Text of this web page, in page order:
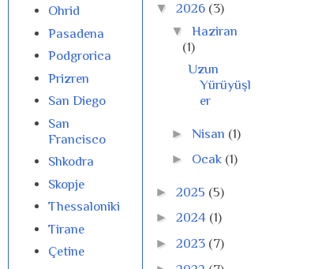
Ohrid
Pasadena
Podgrorica
Prizren
San Diego
San
Francisco
Shkodra
Skopje
Thessaloniki
Tirane
Çetine
▼ 2026 (3)
▼Haziran
(1)
Uzun
Yürüyüşl
er
►Nisan (1)
► Ocak (1)
► 2025 (5)
► 2024 (1)
► 2023 (7)